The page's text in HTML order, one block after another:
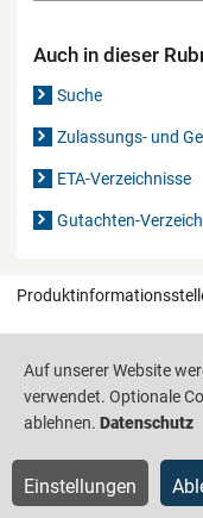
Auch in dieser
Suche
Zulassungs- und
ETA-Verzeichnisse
Gutachten-
Auf unserer Website
verwendet. Optionale
ablehnen. Datenschutz
Einstellungen